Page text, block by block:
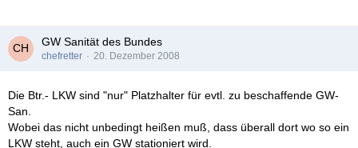
GW Sanität des Bundes
chefretter 20. Dezember 2008
Die Btr.- LKW sind "nur" Platzhalter für evtl. zu beschaffende GW-
San.
Wobei das nicht unbedingt heißen muß, dass überall dort wo so ein
LKW steht, auch ein GW stationiert wird.